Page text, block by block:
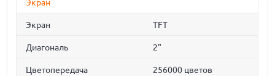
Экран
Экран TFT
Диагональ 2"
Цветопередача 256000 цветов